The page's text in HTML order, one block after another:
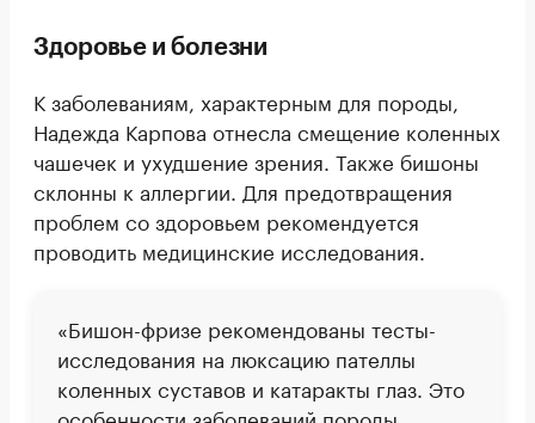
Здоровье и болезни
К заболеваниям, характерным для породы,
Надежда Карпова отнесла смещение коленных
чашечек и ухудшение зрения. Также бишоны
склонны к аллергии. Для предотвращения
проблем со здоровьем рекомендуется
проводить медицинские исследования.
«Бишон-фризе рекомендованы тесты-
исследования на люксацию пателлы
коленных суставов и катаракты глаз. Это
особенности заболеваний породы.